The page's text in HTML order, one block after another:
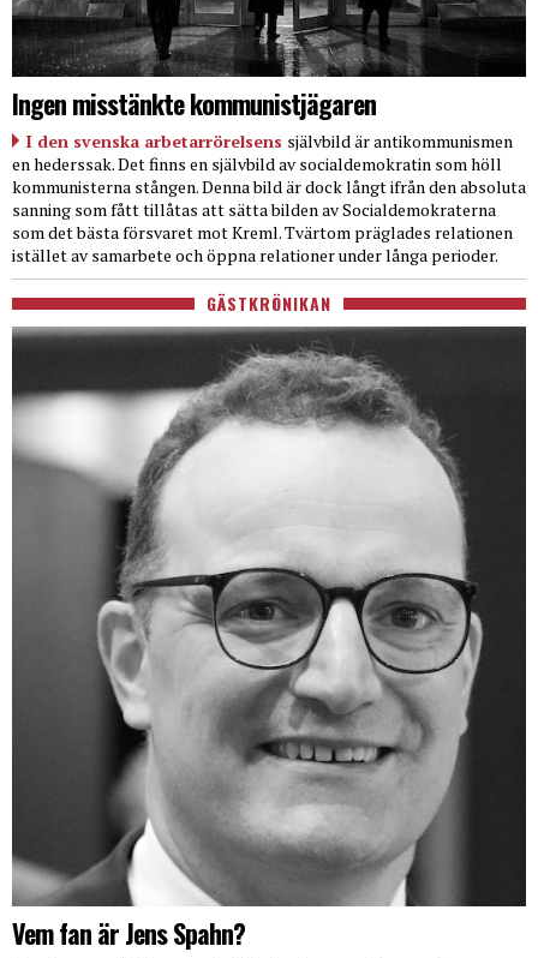
Ingen misstänkte kommunistjägaren
I den svenska arbetarrörelsens självbild är antikommunismen
en hederssak. Det finns en självbild av socialdemokratin som höll
kommunisterna stången. Denna bild är dock långt ifrån den absoluta
sanning som fått tillåtas att sätta bilden av Socialdemokraterna
som det bästa försvaret mot Kreml. Tvärtom präglades relationen
istället av samarbete och öppna relationer under långa perioder.
GÄSTKRÖNIKAN
Vem fan är Jens Spahn?